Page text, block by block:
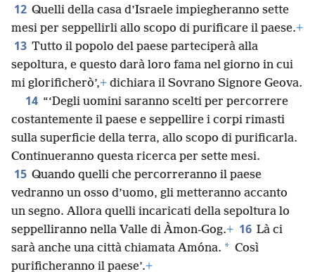
12 Quelli della casa d’Israele impiegheranno sette
mesi per seppellirli allo scopo di purificare il paese.+
13 Tutto il popolo del paese parteciperà alla
sepoltura, e questo darà loro fama nel giorno in cui
mi glorificherò’,+ dichiara il Sovrano Signore Geova.
14 “‘Degli uomini saranno scelti per percorrere
costantemente il paese e seppellire i corpi rimasti
sulla superficie della terra, allo scopo di purificarla.
Continueranno questa ricerca per sette mesi.
15 Quando quelli che percorreranno il paese
vedranno un osso d’uomo, gli metteranno accanto
un segno. Allora quelli incaricati della sepoltura lo
seppelliranno nella Valle di Àmon-Gog.+ 16 Là ci
sarà anche una città chiamata Amóna. * Così
purificheranno il paese’.+